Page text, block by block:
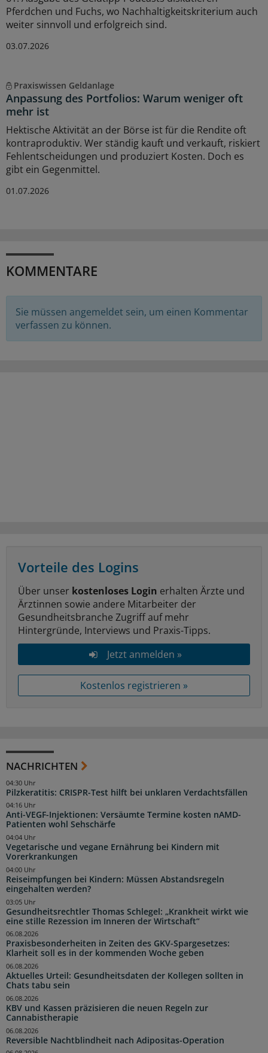
Pferdchen und Fuchs, wo Nachhaltigkeitskriterium auch
weiter sinnvoll und erfolgreich sind.
03.07.2026
Praxiswissen Geldanlage
Anpassung des Portfolios: Warum weniger oft
mehr ist
Hektische Aktivität an der Börse ist für die Rendite oft
kontraproduktiv. Wer ständig kauft und verkauft, riskiert
Fehlentscheidungen und produziert Kosten. Doch es
gibt ein Gegenmittel.
01.07.2026
KOMMENTARE
Sie müssen angemeldet sein, um einen Kommentar
verfassen zu können.
Vorteile des Logins
Über unser kostenloses Login erhalten Ärzte und
Ärztinnen sowie andere Mitarbeiter der
Gesundheitsbranche Zugriff auf mehr
Hintergründe, Interviews und Praxis-Tipps.
Jetzt anmelden »
Kostenlos registrieren »
NACHRICHTEN
Pilzkeratitis: CRISPR-Test hilft bei unklaren Verdachtsfällen
04:30 Uhr
Anti-VEGF-Injektionen: Versäumte Termine kosten nAMD-
Patienten wohl Sehschärfe
04:16 Uhr
Vegetarische und vegane Ernährung bei Kindern mit
Vorerkrankungen
04:04 Uhr
Reiseimpfungen bei Kindern: Müssen Abstandsregeln
eingehalten werden?
04:00 Uhr
Gesundheitsrechtler Thomas Schlegel: „Krankheit wirkt wie
eine stille Rezession im Inneren der Wirtschaft“
03:05 Uhr
Praxisbesonderheiten in Zeiten des GKV-Spargesetzes:
Klarheit soll es in der kommenden Woche geben
06.08.2026
Aktuelles Urteil: Gesundheitsdaten der Kollegen sollten in
Chats tabu sein
06.08.2026
KBV und Kassen präzisieren die neuen Regeln zur
Cannabistherapie
06.08.2026
Reversible Nachtblindheit nach Adipositas-Operation
06.08.2026